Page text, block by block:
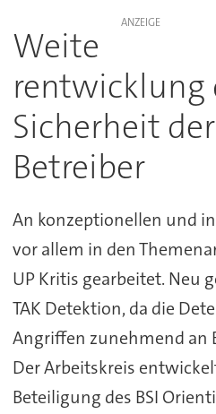
ANZEIGE
Weite
rentwicklung
Sicherheit
Betreiber
An konzeptionellen und
vor allem in den
UP Kritis gearbeitet. Neu
TAK Detektion, da die
Angriffen zunehmend an
Der Arbeitskreis
Beteiligung des BSI